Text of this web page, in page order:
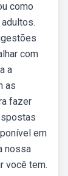
como
com
a
as
fazer
em
nossa
você tem.